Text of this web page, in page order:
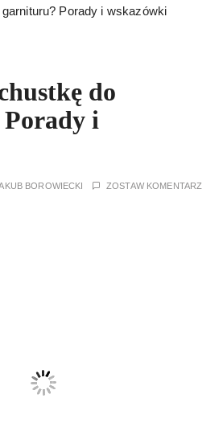
Porady i wskazówki
do
i
BOROWIECKI ZOSTAW KOMENTARZ